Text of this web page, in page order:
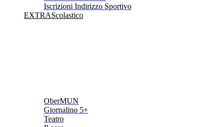
Iscrizioni Indirizzo Sportivo
EXTRAScolastico
OberMUN
Giornalino 5+
Teatro